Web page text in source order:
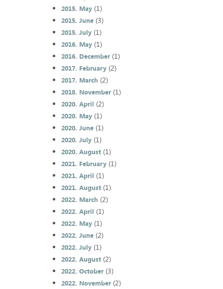
2015. May(1)
2015. June(3)
2015. July(1)
2016. May(1)
2016. December(1)
2017. February(2)
2017. March (2)
2018. November(1)
2020. April (2)
2020. May(1)
2020. June(1)
2020. July(1)
2020. August(1)
2021. February(1)
2021. April (1)
2021. August(1)
2022. March (2)
2022. April (1)
2022. May(1)
2022. June(2)
2022. July(1)
2022. August(2)
2022. October(3)
2022. November(2)